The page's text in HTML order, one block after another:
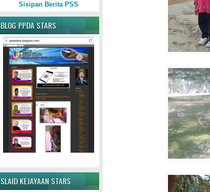
Sisipan Berita PSS
BLOG PPDA STARS
SLAID KEJAYAAN STARS